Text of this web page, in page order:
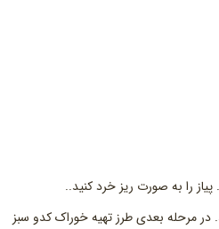
را به صورت ریز خرد کنید..
در مرحله بعدی طرز تهیه خوراک کدو سبز